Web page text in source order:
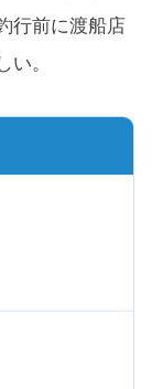
行前に渡船店
。